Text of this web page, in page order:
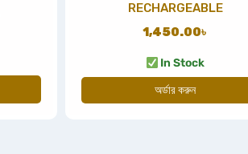
RECHARGEABLE
1,450.00৳
In Stock
অর্ডার করুন